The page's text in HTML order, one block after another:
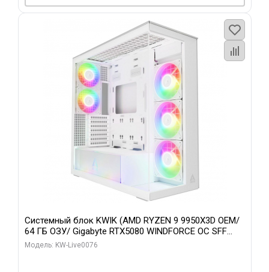
Системный блок KWIK (AMD RYZEN 9 9950X3D OEM/
64 ГБ ОЗУ/ Gigabyte RTX5080 WINDFORCE OC SFF
16GB GDDR7 256bit / 960 ГБ SSD)
Модель: KW-Live0076